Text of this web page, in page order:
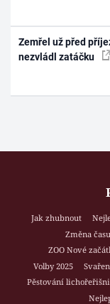
Zemřel už před
nezvládl zatáčku
Jak zhubnout
Změna času
ZOO Nové
Volby 2025
Pěstování